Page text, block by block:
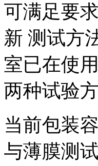
可满足要
新 测试方
室已在使
两种试验
当前包装
与薄膜测